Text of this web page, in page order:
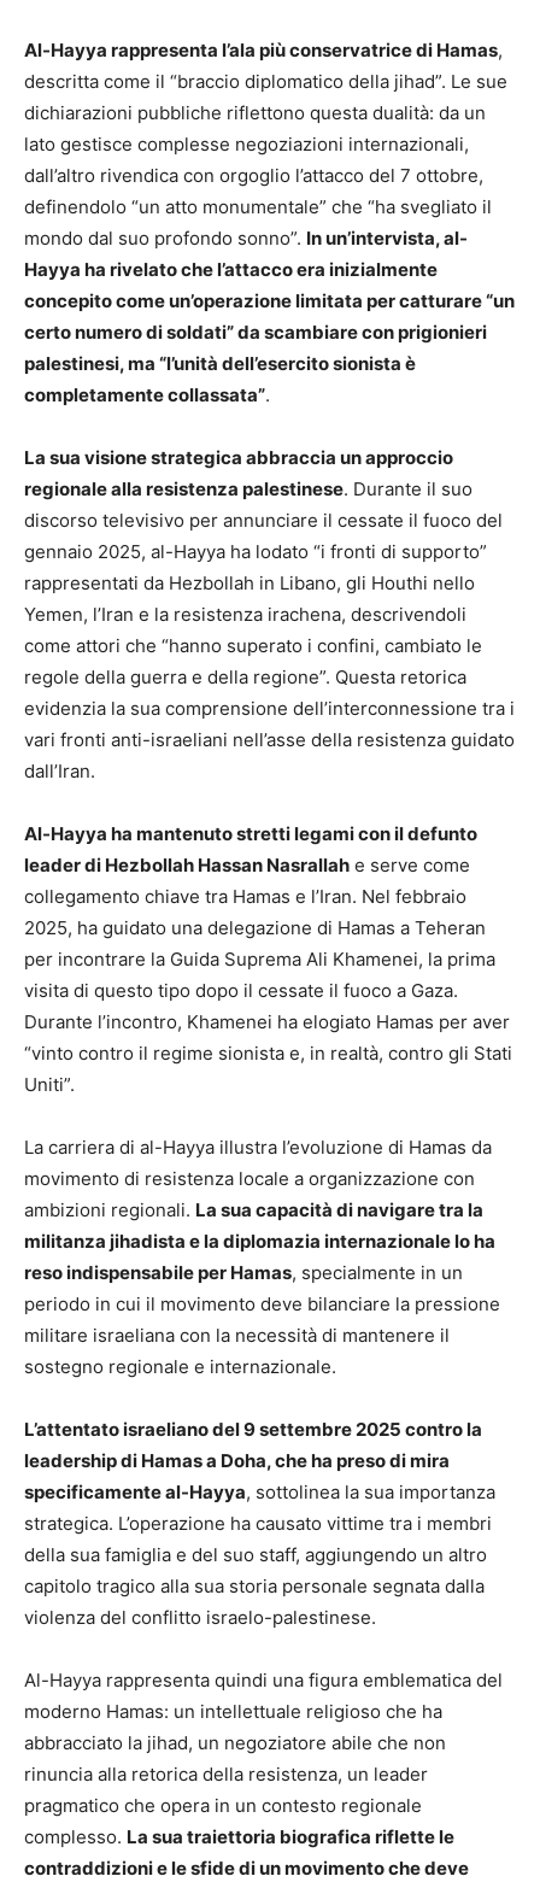
Al-Hayya rappresenta l’ala più conservatrice di Hamas,
descritta come il “braccio diplomatico della jihad”. Le sue
dichiarazioni pubbliche riflettono questa dualità: da un
lato gestisce complesse negoziazioni internazionali,
dall’altro rivendica con orgoglio l’attacco del 7 ottobre,
definendolo “un atto monumentale” che “ha svegliato il
mondo dal suo profondo sonno”. In un’intervista, al-
Hayya ha rivelato che l’attacco era inizialmente
concepito come un’operazione limitata per catturare “un
certo numero di soldati” da scambiare con prigionieri
palestinesi, ma “l’unità dell’esercito sionista è
completamente collassata”.
La sua visione strategica abbraccia un approccio
regionale alla resistenza palestinese. Durante il suo
discorso televisivo per annunciare il cessate il fuoco del
gennaio 2025, al-Hayya ha lodato “i fronti di supporto”
rappresentati da Hezbollah in Libano, gli Houthi nello
Yemen, l’Iran e la resistenza irachena, descrivendoli
come attori che “hanno superato i confini, cambiato le
regole della guerra e della regione”. Questa retorica
evidenzia la sua comprensione dell’interconnessione tra i
vari fronti anti-israeliani nell’asse della resistenza guidato
dall’Iran.
Al-Hayya ha mantenuto stretti legami con il defunto
leader di Hezbollah Hassan Nasrallah e serve come
collegamento chiave tra Hamas e l’Iran. Nel febbraio
2025, ha guidato una delegazione di Hamas a Teheran
per incontrare la Guida Suprema Ali Khamenei, la prima
visita di questo tipo dopo il cessate il fuoco a Gaza.
Durante l’incontro, Khamenei ha elogiato Hamas per aver
“vinto contro il regime sionista e, in realtà, contro gli Stati
Uniti”.
La carriera di al-Hayya illustra l’evoluzione di Hamas da
movimento di resistenza locale a organizzazione con
ambizioni regionali. La sua capacità di navigare tra la
militanza jihadista e la diplomazia internazionale lo ha
reso indispensabile per Hamas, specialmente in un
periodo in cui il movimento deve bilanciare la pressione
militare israeliana con la necessità di mantenere il
sostegno regionale e internazionale.
L’attentato israeliano del 9 settembre 2025 contro la
leadership di Hamas a Doha, che ha preso di mira
specificamente al-Hayya, sottolinea la sua importanza
strategica. L’operazione ha causato vittime tra i membri
della sua famiglia e del suo staff, aggiungendo un altro
capitolo tragico alla sua storia personale segnata dalla
violenza del conflitto israelo-palestinese.
Al-Hayya rappresenta quindi una figura emblematica del
moderno Hamas: un intellettuale religioso che ha
abbracciato la jihad, un negoziatore abile che non
rinuncia alla retorica della resistenza, un leader
pragmatico che opera in un contesto regionale
complesso. La sua traiettoria biografica riflette le
contraddizioni e le sfide di un movimento che deve